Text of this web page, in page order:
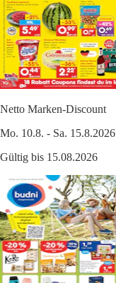
Netto Marken-Discount
Mo. 10.8. - Sa. 15.8.2026
Gültig bis 15.08.2026